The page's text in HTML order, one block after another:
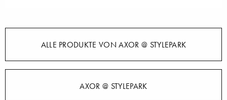
ALLE PRODUKTE VON AXOR @ STYLEPARK
AXOR @ STYLEPARK